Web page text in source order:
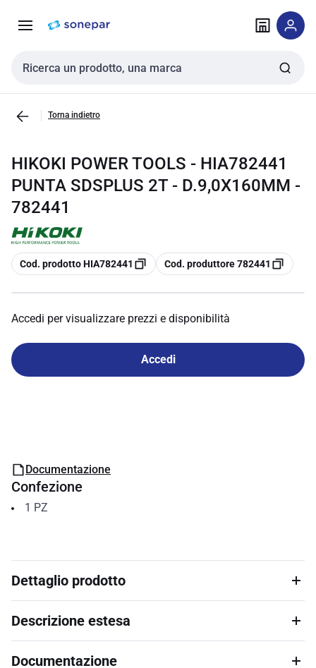
navigazione alla
Cerca input
Torna indietro
HIKOKI POWER TOOLS - HIA782441
PUNTA SDSPLUS 2T - D.9,0X160MM -
782441
copia
Cod. prodotto HIA782441 copia
Cod. produttore 782441
Accedi per visualizzare prezzi e disponibilità
Accedi
Documentazione
Confezione
1 PZ
Dettaglio prodotto
Descrizione estesa
Documentazione